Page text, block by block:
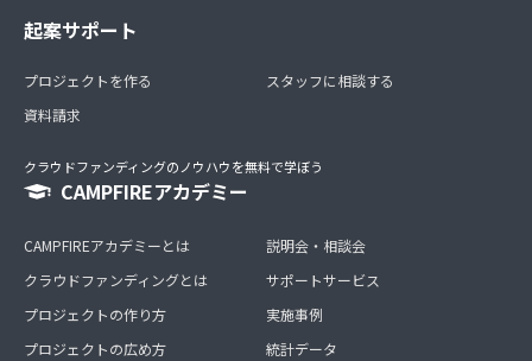
起案サポート
プロジェクトを作る
資料請求
スタッフに相談する
クラウドファンディングのノウハウを無料で学ぼう
CAMPFIREアカデミー
CAMPFIREアカデミーとは
クラウドファンディングとは
プロジェクトの作り方
プロジェクトの広め方
説明会・相談会
サポートサービス
実施事例
統計データ